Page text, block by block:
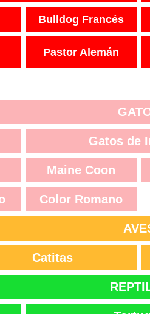
Bulldog Francés
Pastor Alemán
Gatos de
Maine Coon
Color Romano
Catitas